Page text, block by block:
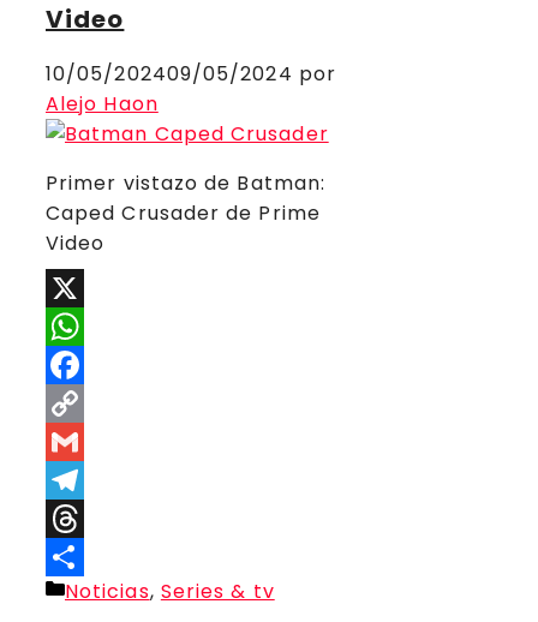
Video
10/05/202409/05/2024 por
Alejo Haon
Primer vistazo de Batman:
Caped Crusader de Prime
Video
X
WhatsApp
Facebook
Copy
Link
Gmail
Telegram
Threads
Compartir
Categorías
Noticias, Series & tv